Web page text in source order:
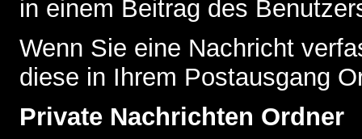
in einem Beitrag des
Wenn Sie eine Nachricht
diese in Ihrem Postausgang
Private Nachrichten Ordner